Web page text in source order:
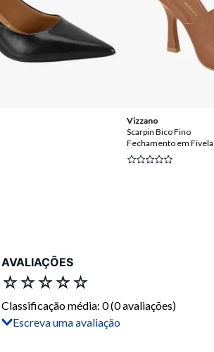
Vizzano
Scarpin Bico Fino
Fechamento em Fivela
AVALIAÇÕES
☆☆☆☆☆
Classificação média: 0(0 avaliações)
Escreva uma avaliação